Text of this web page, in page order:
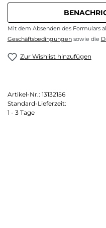
Mit dem Absenden des Formulars
Geschäftsbedingungensowie die
Zur Wishlist hinzufügen
Artikel-Nr.: 13132156
Standard-Lieferzeit:
1 - 3 Tage